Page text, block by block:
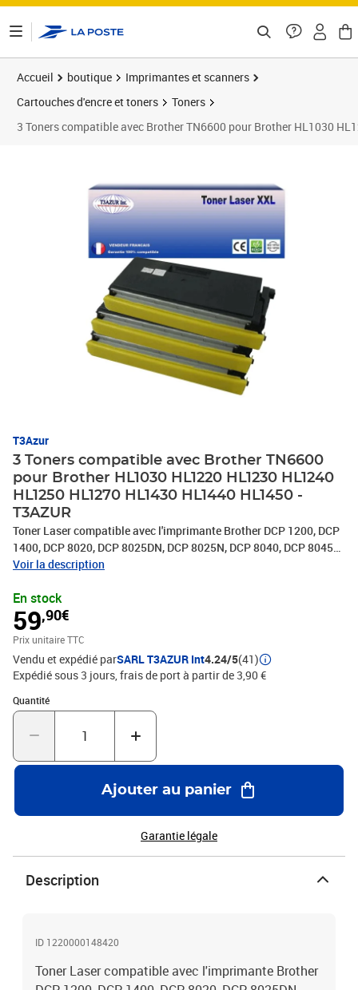
Accueil boutique
Imprimantes et scanners
Cartouches d'encre et toners
Toners
3 Toners compatible avec Brother TN6600 pour Brother HL1030
T3Azur
3 Toners compatible avec Brother TN6600
pour Brother HL1030 HL1220 HL1230 HL1240
HL1250 HL1270 HL1430 HL1440 HL1450 -
T3AZUR
Toner Laser compatible avec l'imprimante Brother DCP 1200, DCP
1400, DCP 8020, DCP 8025DN, DCP 8025N, DCP 8040, DCP 8045D,
DCP 8045DN, FAX 4750, FAX 5750, FAX 8350P, FAX 8360P, FAX
1250, HL 1270, HL 1430, HL 1440, HL 1450, HL 1470, HL 1630, HL
1650, HL 1670, HL 1850, HL 1870, HL 5030, HL 5040, HL 5050, HL
5070N, HL 5130, HL 5140, HL 5150D, HL 5150DLT, HL 5170DN, HL
P2500, MFC 8220, MFC 8300, MFC 8420, MFC 8440, MFC 8500,
MFC 8700, MFC 8820D, MFC 8820DN, MFC 8840D, MFC 8840DN,
MFC 9650, MFC 9660, MFC 9750, MFC 9760, MFC 9850, MFC
9860, MFC 9870, MFC 9880- 100% Compatible - Remplacent les
Toners Brother TN3060/TN6600/TN7600 Noire - Capacité: 6 000
pages avec un rendement de 5% , repondent à toutes les normes
qualité qui garantie une excellence qualité d'impression - Marque
Voir la description
En stock
59,90€
Prix unitaire TTC
Vendu et expédié parSARL T3AZUR Int4.24/5(41)
Expédié sous 3 jours, frais de port à partir de 3,90 €
Quantité
Quantité : 1
Ajouter au panier
Garantie légale
Description
ID 1220000148420
Toner Laser compatible avec l'imprimante Brother